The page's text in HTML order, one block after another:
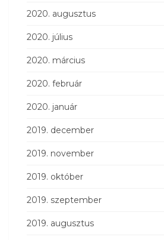
2020. augusztus
2020. július
2020. március
2020. február
2020. január
2019. december
2019. november
2019. október
2019. szeptember
2019. augusztus